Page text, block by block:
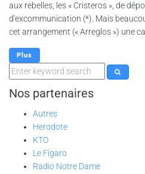
aux rebelles, les « Cristeros », de
d'excommunication (*). Mais
cet arrangement (« Arreglos ») une
Plus
Nos partenaires
Autres
Herodote
KTO
Le Figaro
Radio Notre Dame